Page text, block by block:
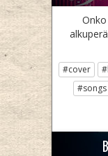
#cover
#songs